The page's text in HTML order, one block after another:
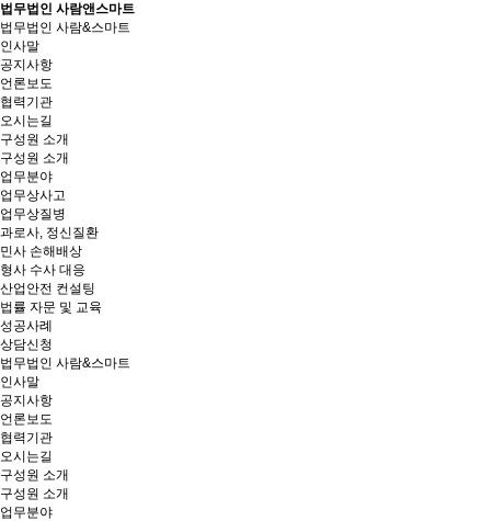
법무법인 사람앤스마트
법무법인 사람&스마트
인사말
공지사항
언론보도
협력기관
오시는길
구성원 소개
구성원 소개
업무분야
업무상사고
업무상질병
과로사, 정신질환
민사 손해배상
형사 수사 대응
산업안전 컨설팅
법률 자문 및 교육
성공사례
상담신청
법무법인 사람&스마트
인사말
공지사항
언론보도
협력기관
오시는길
구성원 소개
구성원 소개
업무분야